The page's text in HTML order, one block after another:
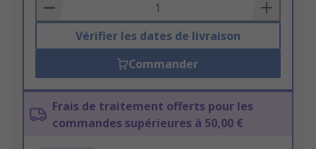
Basket
Vérifier les dates de livraison
Commander
Frais de traitement offerts pour les
commandes supérieures à 50,00 €